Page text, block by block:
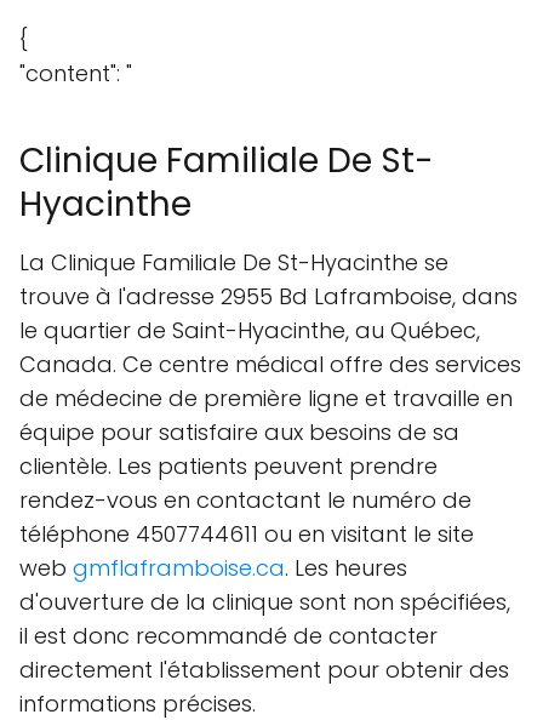
{
"content": "
Clinique Familiale De St-
Hyacinthe
La Clinique Familiale De St-Hyacinthe se
trouve à l'adresse 2955 Bd Laframboise, dans
le quartier de Saint-Hyacinthe, au Québec,
Canada. Ce centre médical offre des services
de médecine de première ligne et travaille en
équipe pour satisfaire aux besoins de sa
clientèle. Les patients peuvent prendre
rendez-vous en contactant le numéro de
téléphone 4507744611 ou en visitant le site
web gmflaframboise.ca. Les heures
d'ouverture de la clinique sont non spécifiées,
il est donc recommandé de contacter
directement l'établissement pour obtenir des
informations précises.